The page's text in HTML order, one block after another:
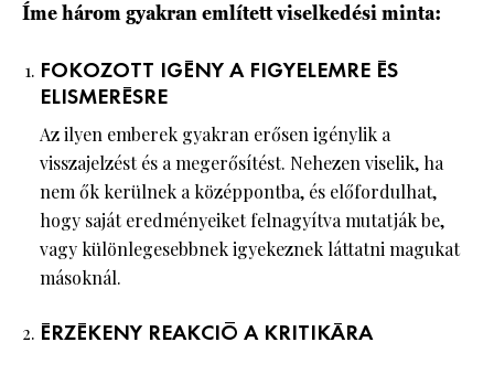
Íme három gyakran említett viselkedési minta:
FOKOZOTT IGÉNY A FIGYELEMRE ÉS
ELISMERÉSRE
Az ilyen emberek gyakran erősen igénylik a
visszajelzést és a megerősítést. Nehezen viselik, ha
nem ők kerülnek a középpontba, és előfordulhat,
hogy saját eredményeiket felnagyítva mutatják be,
vagy különlegesebbnek igyekeznek láttatni magukat
másoknál.
ÉRZÉKENY REAKCIÓ A KRITIKÁRA